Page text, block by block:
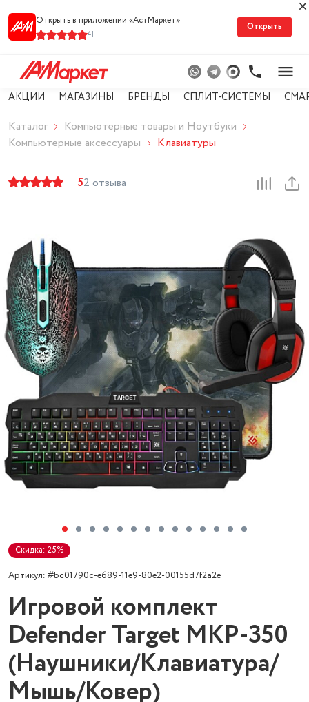
Открыть в приложении «АстМарке‪т‬»
41
Открыть
АКЦИИ МАГАЗИНЫ БРЕНДЫ СПЛИТ-СИСТЕМЫ
Каталог
Компьютерные товары и Ноутбуки
Компьютерные аксессуары
Клавиатуры
52 отзыва
Скидка: 25%
Артикул: #bc01790c-e689-11e9-80e2-00155d7f2a2e
Игровой комплект
Defender Target MKP-350
(Наушники/Клавиатура/
Мышь/Ковер)